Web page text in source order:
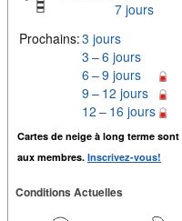
7 jours
Prochains:3 jours
3 – 6 jours
6 – 9 jours
9 – 12 jours
12 – 16 jours
Cartes de neige à long terme
aux membres. Inscrivez-vous!
Conditions Actuelles